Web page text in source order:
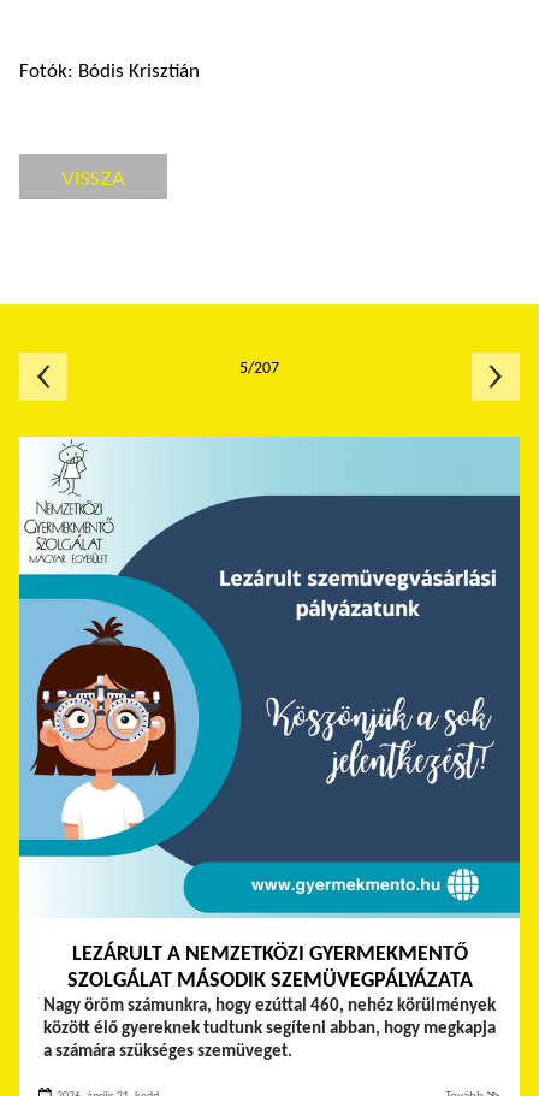
Fotók: Bódis Krisztián
VISSZA
LEZÁRULT A NEMZETKÖZI GYERMEKMENTŐ
SZOLGÁLAT MÁSODIK SZEMÜVEGPÁLYÁZATA
Nagy öröm számunkra, hogy ezúttal 460, nehéz körülmények
között élő gyereknek tudtunk segíteni abban, hogy megkapja
a számára szükséges szemüveget.
5/207